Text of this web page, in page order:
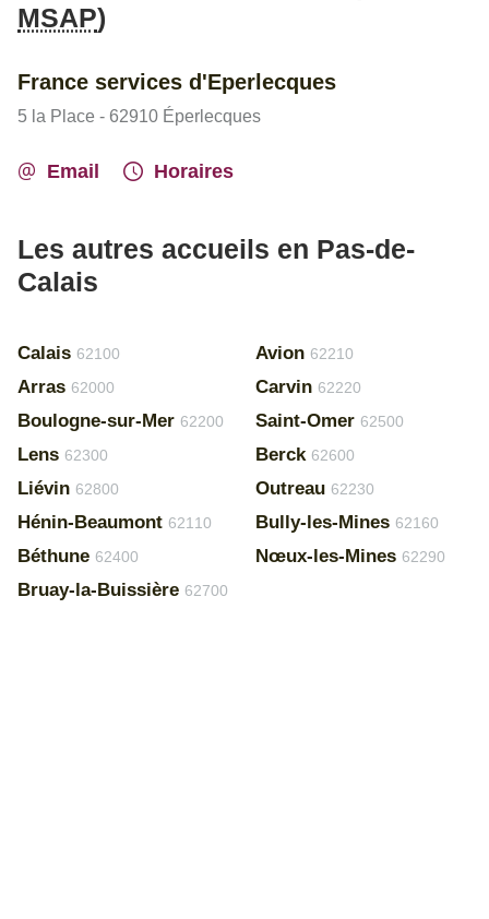
MSAP)
France services d'Eperlecques
5 la Place - 62910 Éperlecques
Email Horaires
Les autres accueils en Pas-de-
Calais
Calais 62100
Arras 62000
Boulogne-sur-Mer 62200
Lens 62300
Liévin 62800
Hénin-Beaumont 62110
Béthune 62400
Bruay-la-Buissière 62700
Avion 62210
Carvin 62220
Saint-Omer 62500
Berck 62600
Outreau 62230
Bully-les-Mines 62160
Nœux-les-Mines 62290